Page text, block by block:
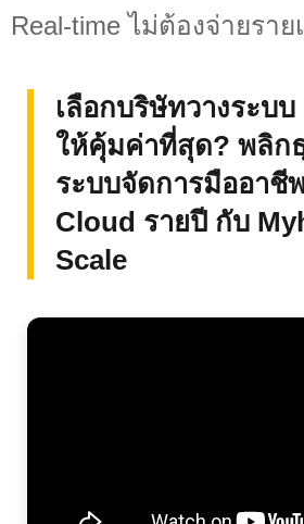
Real-time ไม่ต้องจ่ายราย
เลือกบริษัทวางระบบ
ให้คุ้มค่าที่สุด? พลิก
ระบบจัดการมืออาชี
Cloud รายปี กับ
Scale